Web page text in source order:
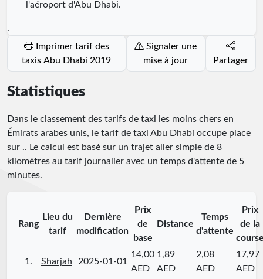
l'aéroport d'Abu Dhabi.
.
Imprimer tarif des
taxis Abu Dhabi 2019
Signaler une
mise à jour
Partager
Statistiques
Dans le classement des tarifs de taxi les moins chers en
Émirats arabes unis, le tarif de taxi Abu Dhabi occupe place
sur .. Le calcul est basé sur un trajet aller simple de 8
kilomètres au tarif journalier avec un temps d'attente de 5
minutes.
Rang
Lieu du
tarif
Dernière
modification
Prix
de
base
Distance
Temps
d'attente
Prix
de la
1. Sharjah 2025-01-01
14,00
AED
1,89
AED
2,08
AED
17,97
AED